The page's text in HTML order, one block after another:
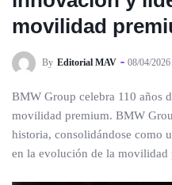
movilidad
By Editorial MAV 08/04/2026
BMW Group celebra 110 años
movilidad premium. BMW
historia, consolidándose como
en la evolución de la